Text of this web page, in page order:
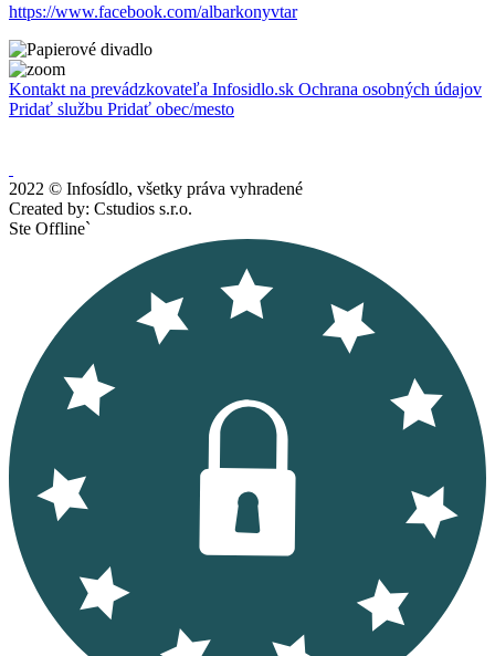
https://www.facebook.com/albarkonyvtar
Kontakt na prevádzkovateľa Infosidlo.sk Ochrana osobných údajov
Pridať službu Pridať obec/mesto
2022 © Infosídlo, všetky práva vyhradené
Created by: Cstudios s.r.o.
Ste Offline`